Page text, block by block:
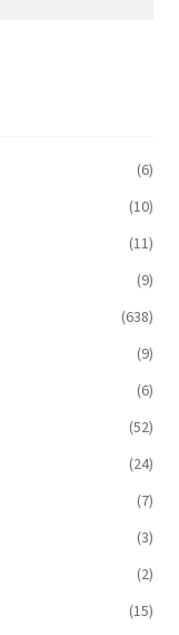
(6)
(10)
(11)
(9)
(638)
(9)
(6)
(52)
(24)
(7)
(3)
(2)
(15)